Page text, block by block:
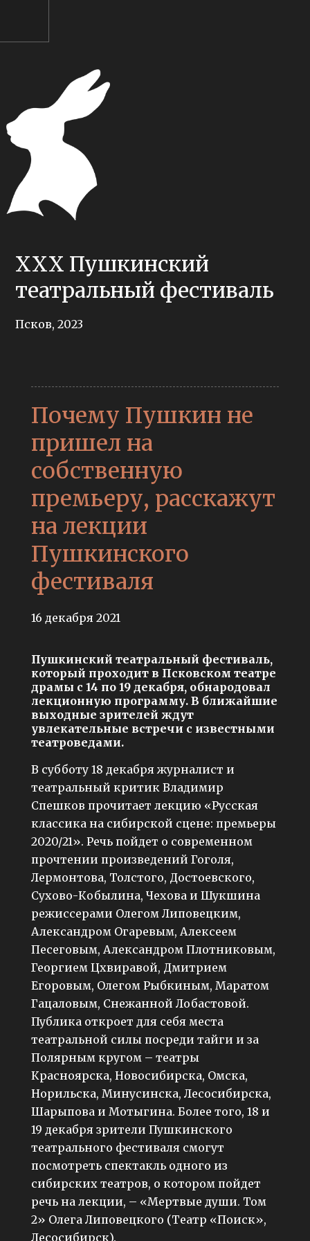
XXX Пушкинский
театральный фестиваль
Псков, 2023
Почему Пушкин не
пришел на
собственную
премьеру, расскажут
на лекции
Пушкинского
фестиваля
16 декабря 2021
Пушкинский театральный фестиваль,
который проходит в Псковском театре
драмы с 14 по 19 декабря, обнародовал
лекционную программу. В ближайшие
выходные зрителей ждут
увлекательные встречи с известными
театроведами.
В субботу 18 декабря журналист и
театральный критик Владимир
Спешков прочитает лекцию «Русская
классика на сибирской сцене: премьеры
2020/21». Речь пойдет о современном
прочтении произведений Гоголя,
Лермонтова, Толстого, Достоевского,
Сухово-Кобылина, Чехова и Шукшина
режиссерами Олегом Липовецким,
Александром Огаревым, Алексеем
Песеговым, Александром Плотниковым,
Георгием Цхвиравой, Дмитрием
Егоровым, Олегом Рыбкиным, Маратом
Гацаловым, Снежанной Лобастовой.
Публика откроет для себя места
театральной силы посреди тайги и за
Полярным кругом – театры
Красноярска, Новосибирска, Омска,
Норильска, Минусинска, Лесосибирска,
Шарыпова и Мотыгина. Более того, 18 и
19 декабря зрители Пушкинского
театрального фестиваля смогут
посмотреть спектакль одного из
сибирских театров, о котором пойдет
речь на лекции, – «Мертвые души. Том
2» Олега Липовецкого (Театр «Поиск»,
Лесосибирск).